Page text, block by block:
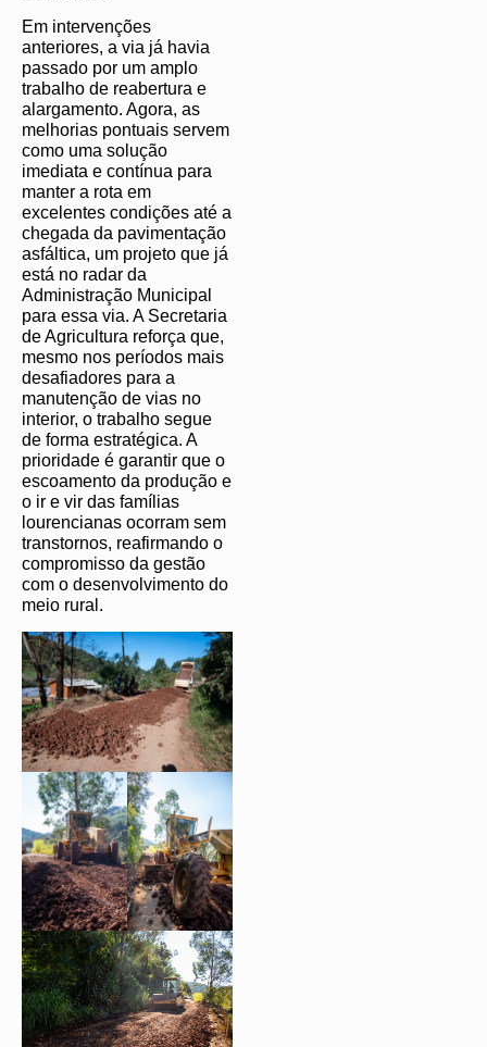
Em intervenções
anteriores, a via já havia
passado por um amplo
trabalho de reabertura e
alargamento. Agora, as
melhorias pontuais servem
como uma solução
imediata e contínua para
manter a rota em
excelentes condições até a
chegada da pavimentação
asfáltica, um projeto que já
está no radar da
Administração Municipal
para essa via. A Secretaria
de Agricultura reforça que,
mesmo nos períodos mais
desafiadores para a
manutenção de vias no
interior, o trabalho segue
de forma estratégica. A
prioridade é garantir que o
escoamento da produção e
o ir e vir das famílias
lourencianas ocorram sem
transtornos, reafirmando o
compromisso da gestão
com o desenvolvimento do
meio rural.